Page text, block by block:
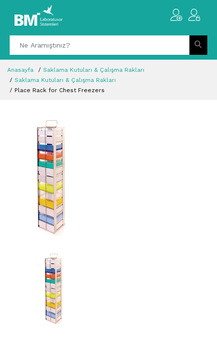
Anasayfa
Saklama Kutuları & Çalışma Rakları
Saklama Kutuları & Çalışma Rakları
Place Rack for Chest Freezers